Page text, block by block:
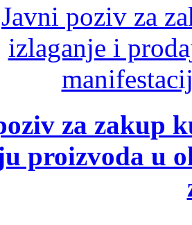
za zakup
proizvoda u